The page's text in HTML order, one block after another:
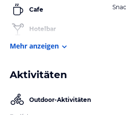
Cafe
Hotelbar
Mehr anzeigen
Aktivitäten
Outdoor-Aktivitäten